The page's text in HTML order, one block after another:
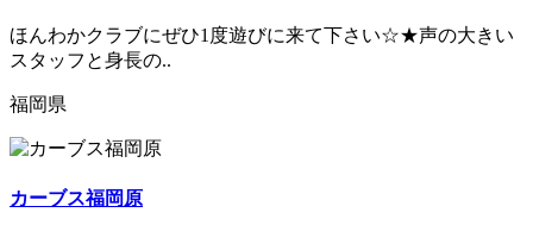
ほんわかクラブにぜひ1度遊びに来て下さい☆★声の大きい
スタッフと身長の..
福岡県
カーブス福岡原